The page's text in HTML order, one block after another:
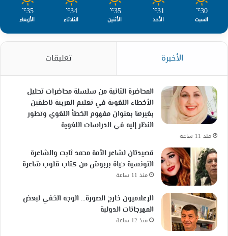
30
℃
السبت
31
℃
الأحد
35
℃
الأثنين
34
℃
الثلاثاء
35
℃
الأربعاء
الأخيرة تعليقات
المحاضرة الثانية من سلسلة محاضرات تحليل
الأخطاء اللغوية في تعليم العربية ناطقين
بغيرها بعنوان مفهوم الخطأ اللغوي وتطور
النظر إليه في الدراسات اللغوية
منذ 11 ساعة
قصيدتان لشاعر الأمة محمد ثابت والشاعرة
التونسية حياة بربوش من كتاب قلوب شاعرة
منذ 11 ساعة
الإعلاميون خارج الصورة… الوجه الخفي لبعض
المهرجانات الدولية
منذ 12 ساعة